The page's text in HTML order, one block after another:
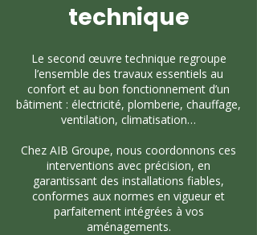
technique
Le second œuvre technique regroupe
l’ensemble des travaux essentiels au
confort et au bon fonctionnement d’un
bâtiment : électricité, plomberie, chauffage,
ventilation, climatisation…
Chez AIB Groupe, nous coordonnons ces
interventions avec précision, en
garantissant des installations fiables,
conformes aux normes en vigueur et
parfaitement intégrées à vos
aménagements.